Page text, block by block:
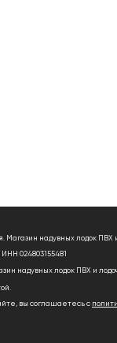
Магазин надувных лодок ПВХ
024803155481
надувных лодок ПВХ и
вы соглашаетесь с